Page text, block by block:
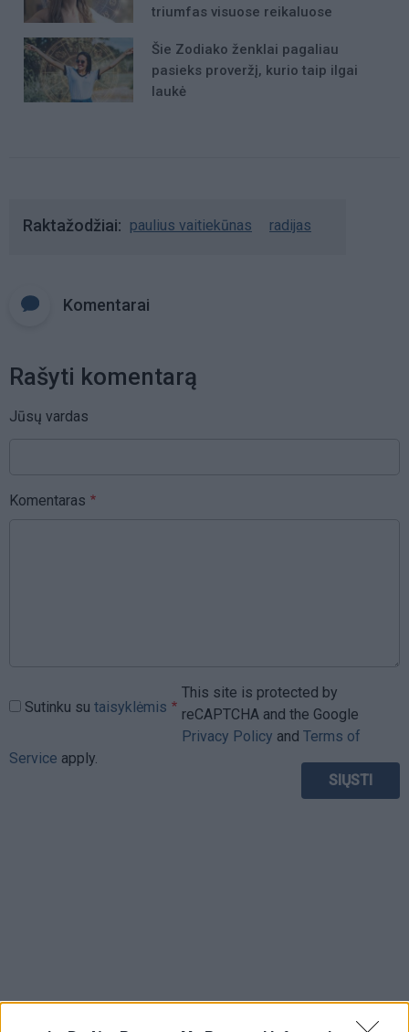
triumfas visuose reikaluose
Šie Zodiako ženklai pagaliau
pasieks proveržį, kurio taip ilgai
laukė
Raktažodžiai paulius vaitiekūnas radijas
Komentarai
Rašyti komentarą
Jūsų vardas
Komentaras
Sutinku su taisyklėmis
This site is protected by
reCAPTCHA and the Google
Privacy Policy and Terms of
Service apply.